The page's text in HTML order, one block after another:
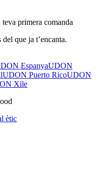
primera comanda
que ja t’encanta.
EspanyaUDON
UDON Puerto RicoUDON
Xile
ètic